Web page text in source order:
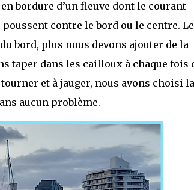
bordure d’un fleuve dont le courant
contre le bord ou le centre. Le
bord, plus nous devons ajouter de la
taper dans les cailloux à chaque fois
et à jauger, nous avons choisi la
aucun problème.